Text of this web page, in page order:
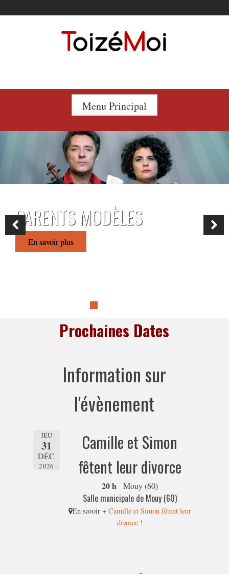
Menu Principal
PARENTS MODÈLES
En savoir plus
Previous
Prochaines Dates
Information sur
l'évènement
JEU
31
DÉC
2026
Camille et Simon
fêtent leur divorce
20 h Mouy (60)
Salle municipale de Mouy (60)
En savoir +Camille et Simon fêtent leur
divorce !